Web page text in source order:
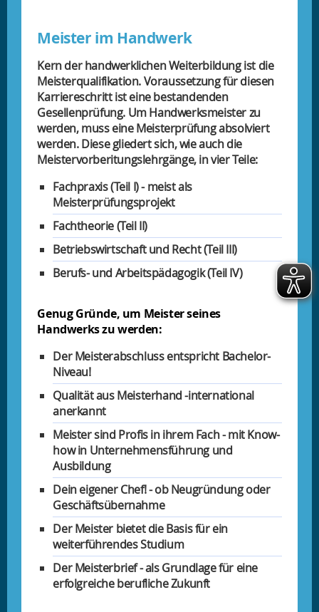
Meister im Handwerk
Kern der handwerklichen Weiterbildung ist die
Meisterqualifikation. Voraussetzung für diesen
Karriereschritt ist eine bestandenden
Gesellenprüfung. Um Handwerksmeister zu
werden, muss eine Meisterprüfung absolviert
werden. Diese gliedert sich, wie auch die
Meistervorberitungslehrgänge, in vier Teile:
Fachpraxis (Teil I) - meist als
Meisterprüfungsprojekt
Fachtheorie (Teil II)
Betriebswirtschaft und Recht (Teil III)
Berufs- und Arbeitspädagogik (Teil IV)
Genug Gründe, um Meister seines
Handwerks zu werden:
Der Meisterabschluss entspricht Bachelor-
Niveau!
Qualität aus Meisterhand -international
anerkannt
Meister sind Profis in ihrem Fach - mit Know-
how in Unternehmensführung und
Ausbildung
Dein eigener Chef! - ob Neugründung oder
Geschäftsübernahme
Der Meister bietet die Basis für ein
weiterführendes Studium
Der Meisterbrief - als Grundlage für eine
erfolgreiche berufliche Zukunft